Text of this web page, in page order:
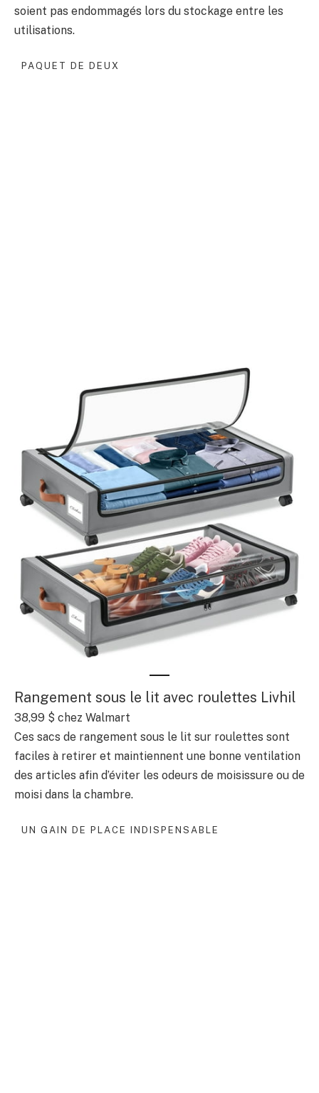
soient pas endommagés lors du stockage entre les
utilisations.
PAQUET DE DEUX
Rangement sous le lit avec roulettes Livhil
38,99 $ chez Walmart
Ces sacs de rangement sous le lit sur roulettes sont
faciles à retirer et maintiennent une bonne ventilation
des articles afin d’éviter les odeurs de moisissure ou de
moisi dans la chambre.
UN GAIN DE PLACE INDISPENSABLE